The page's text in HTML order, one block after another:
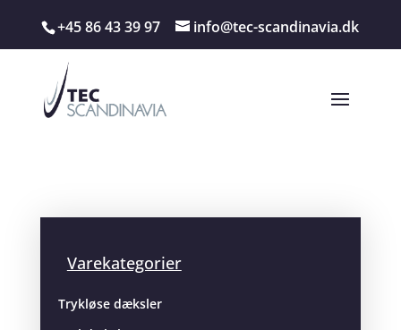
+45 86 43 39 97 info@tec-scandinavia.dk
Varekategorier
Trykløse dæksler